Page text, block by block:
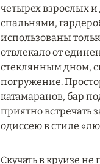
четырех взрослых
спальнями,
использованы
отвлекало от
стеклянным дном,
погружение.
катамаранов, бар
приятно встречать
одиссею в стиле
Скучать в круизе